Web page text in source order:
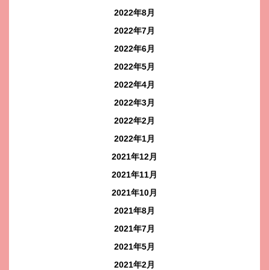
2022年8月
2022年7月
2022年6月
2022年5月
2022年4月
2022年3月
2022年2月
2022年1月
2021年12月
2021年11月
2021年10月
2021年8月
2021年7月
2021年5月
2021年2月